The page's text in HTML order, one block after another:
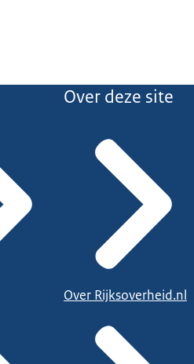
Over deze site
Over Rijksoverheid.nl